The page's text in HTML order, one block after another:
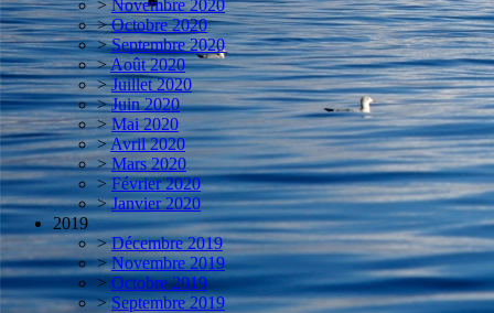
> Novembre 2020
> Octobre 2020
> Septembre 2020
>Août 2020
> Juillet 2020
> Juin 2020
> Mai 2020
>Avril 2020
> Mars 2020
> Février 2020
> Janvier 2020
2019
> Décembre 2019
> Novembre 2019
> Octobre 2019
> Septembre 2019